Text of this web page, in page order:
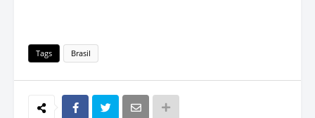
Tags Brasil